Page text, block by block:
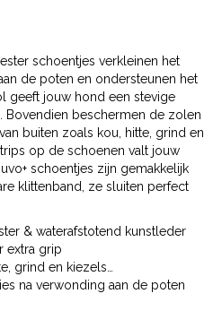
schoentjes verkleinen het
de poten en ondersteunen het
geeft jouw hond een stevige
beschermen de zolen
buiten zoals kou, hitte, grind en
op de schoenen valt jouw
schoentjes zijn gemakkelijk
klittenband, ze sluiten perfect
& waterafstotend kunstleder
extra grip
grind en kiezels…
na verwonding aan de poten